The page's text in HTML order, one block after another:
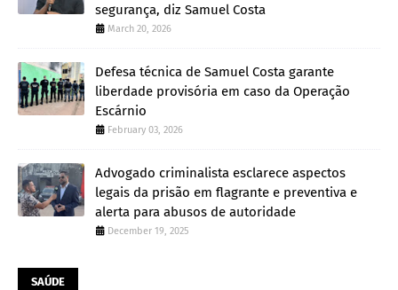
segurança, diz Samuel Costa
March 20, 2026
Defesa técnica de Samuel Costa garante
liberdade provisória em caso da Operação
Escárnio
February 03, 2026
Advogado criminalista esclarece aspectos
legais da prisão em flagrante e preventiva e
alerta para abusos de autoridade
December 19, 2025
SAÚDE